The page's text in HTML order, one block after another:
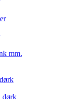
mm.
dørk